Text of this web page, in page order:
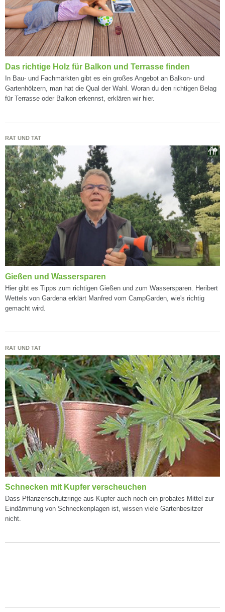
Das richtige Holz für Balkon und Terrasse finden
In Bau- und Fachmärkten gibt es ein großes Angebot an Balkon- und
Gartenhölzern, man hat die Qual der Wahl. Woran du den richtigen Belag
für Terrasse oder Balkon erkennst, erklären wir hier.
RAT UND TAT
Gießen und Wassersparen
Hier gibt es Tipps zum richtigen Gießen und zum Wassersparen. Heribert
Wettels von Gardena erklärt Manfred vom CampGarden, wie's richtig
gemacht wird.
RAT UND TAT
Schnecken mit Kupfer verscheuchen
Dass Pflanzenschutzringe aus Kupfer auch noch ein probates Mittel zur
Eindämmung von Schneckenplagen ist, wissen viele Gartenbesitzer
nicht.